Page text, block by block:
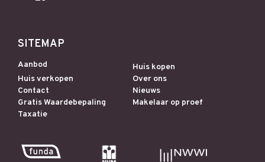
SITEMAP
Aanbod
Huis kopen
Huis verkopen
Over ons
Contact
Nieuws
Gratis Waardebepaling
Makelaar op proef
Taxatie